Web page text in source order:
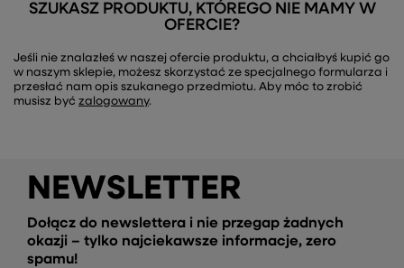
SZUKASZ PRODUKTU, KTÓREGO NIE MAMY W
OFERCIE?
Jeśli nie znalazłeś w naszej ofercie produktu, a chciałbyś kupić go
w naszym sklepie, możesz skorzystać ze specjalnego formularza i
przesłać nam opis szukanego przedmiotu. Aby móc to zrobić
musisz być zalogowany.
NEWSLETTER
Dołącz do newslettera i nie przegap żadnych
okazji – tylko najciekawsze informacje, zero
spamu!